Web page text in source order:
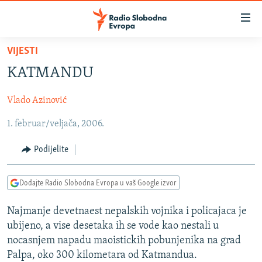
Pređite
glavni
Pređite
na
navigaciju
Pređite
na
pretragu
SRBIJA
KOSOVO
CRNA GORA
VIZUELNO
VIDEO
FOTOGALERIJE
INFOGRAFIKE
PODCASTI
RAT U UKRAJINI
KINA NA BALKANU
RSE PRIČE IZ SVIJETA
VIJESTI
KATMANDU
Vlado Azinović
1. februar/veljača, 2006.
Podijelite
Dodajte Radio Slobodna Evropa u vaš Google izvor
Najmanje devetnaest nepalskih vojnika i policajaca je
ubijeno, a vise desetaka ih se vode kao nestali u
nocasnjem napadu maoistickih pobunjenika na grad
Palpa, oko 300 kilometara od Katmandua.